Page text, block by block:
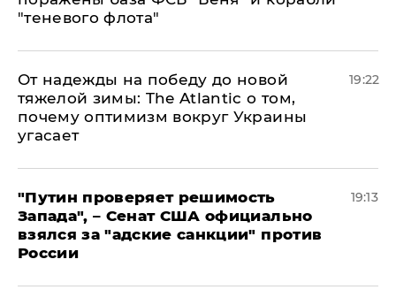
"теневого флота"
От надежды на победу до новой
тяжелой зимы: The Atlantic о том,
почему оптимизм вокруг Украины
угасает
19:22
"Путин проверяет решимость
Запада", – Сенат США официально
взялся за "адские санкции" против
России
19:13